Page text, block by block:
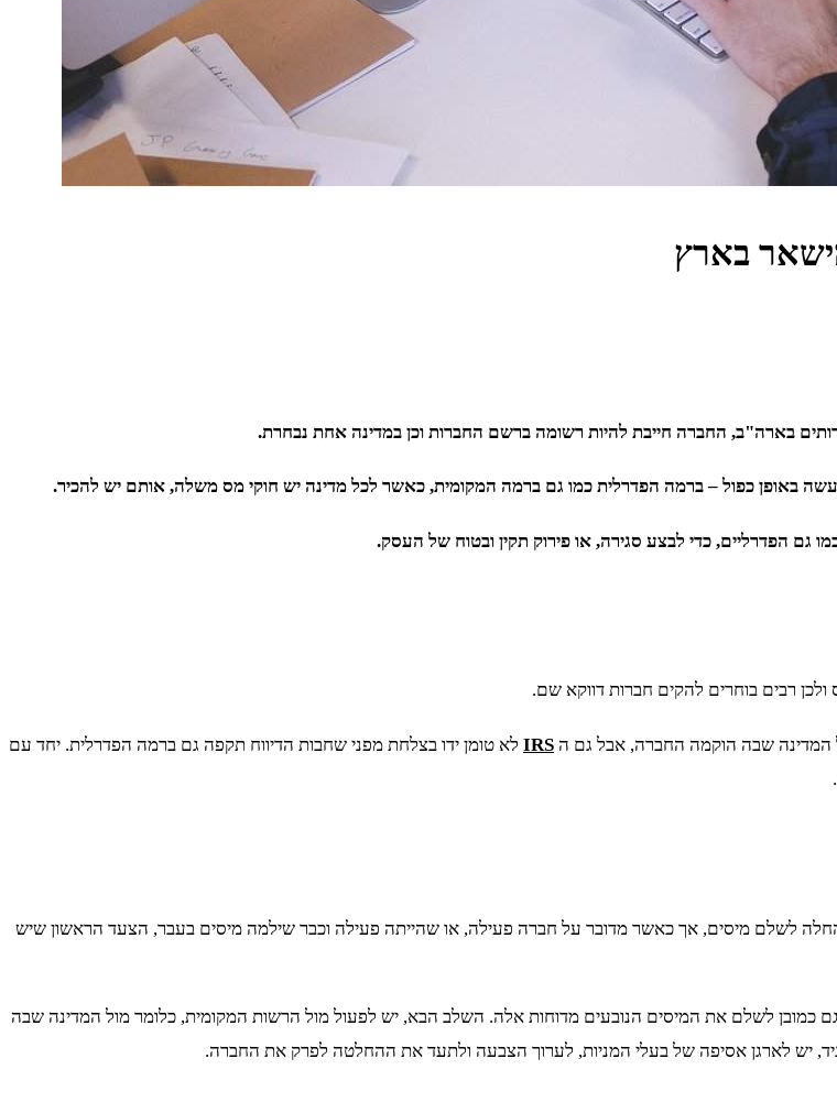
בארץ
בארה"ב, החברה חייבת להיות רשומה ברשם החברות וכן במדינה אחת נבחרת.
גם הפדרליים, כדי לבצע סגירה, או פירוק תקין ובטוח של העסק.
רבים בוחרים להקים חברות דווקא שם.
המדינה שבה הוקמה החברה, אבל גם ה IRS לא טומן ידו בצלחת מפני שחבות הדיווח תקפה גם ברמה הפדרלית. יחד עם
לשלם מיסים, אך כאשר מדובר על חברה פעילה, או שהייתה פעילה וכבר שילמה מיסים בעבר, הצעד הראשון שיש
כמובן לשלם את המיסים הנובעים מדוחות אלה. השלב הבא, יש לפעול מול הרשות המקומית, כלומר מול המדינה שבה
יש לארגן אסיפה של בעלי המניות, לערוך הצבעה ולתעד את ההחלטה לפרק את החברה.